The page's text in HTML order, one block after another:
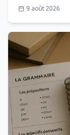
9 août 2026